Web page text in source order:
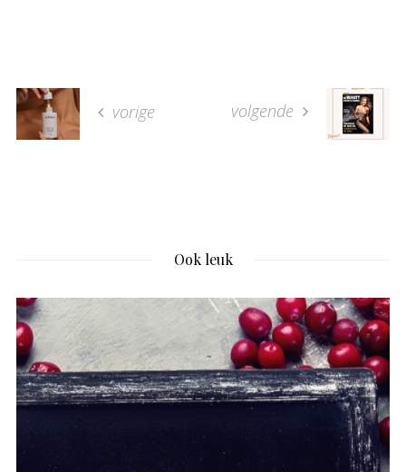
vorige volgende
Ook leuk